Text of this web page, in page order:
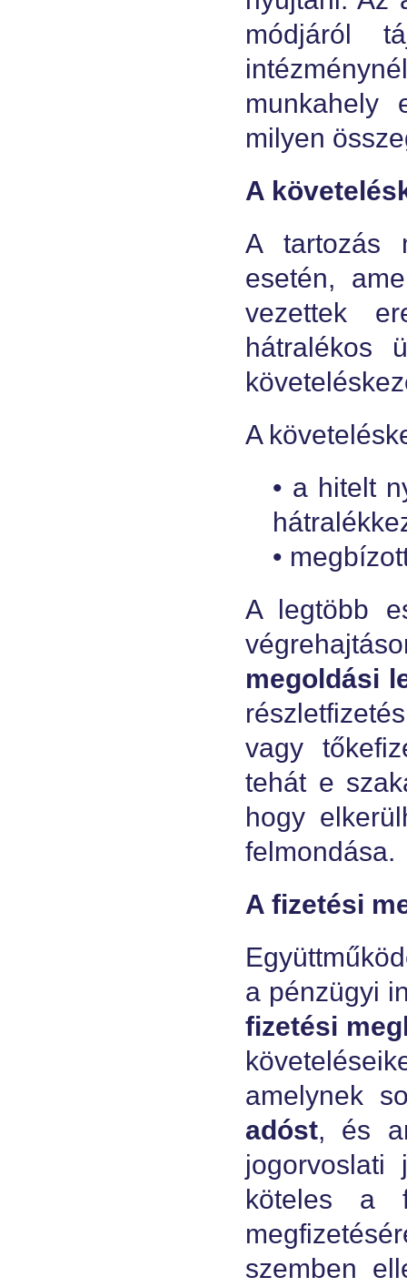
módjáról
munkahely
milyen
A
A tartozás
esetén,
vezettek
hátralékos
A
• a hitelt
•
A legtöbb
megoldási
vagy
tehát e
hogy
felmondása.
A fizetési
a pénzügyi
fizetési
amelynek
adóst, és
jogorvoslati
köteles a
szemben